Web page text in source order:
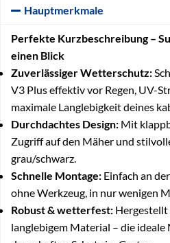
Hauptmerkmale
Perfekte Kurzbeschreibung –
einen Blick
Zuverlässiger Wetterschutz:
V3 Plus effektiv vor Regen, UV-
maximale Langlebigkeit deines
Durchdachtes Design: Mit
Zugriff auf den Mäher und
grau/schwarz.
Schnelle Montage: Einfach an
ohne Werkzeug, in nur wenigen
Robust & wetterfest: Hergestellt
langlebigem Material – die